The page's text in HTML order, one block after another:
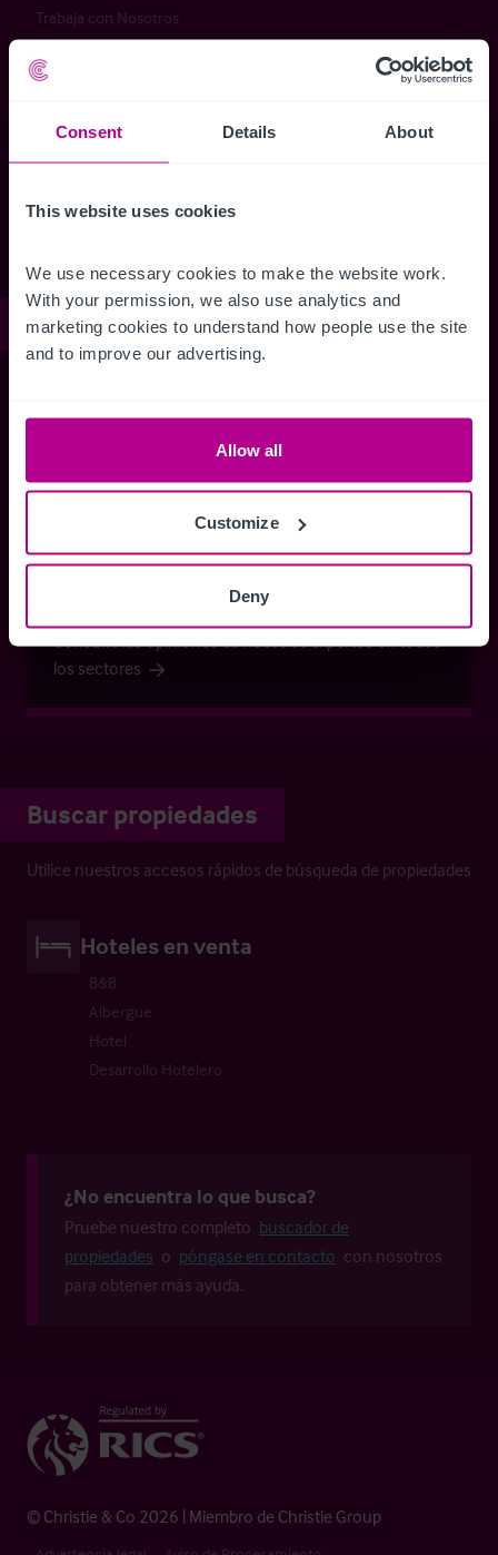
Consent Details About
This website uses cookies
We use necessary cookies to make the website work.
With your permission, we also use analytics and
marketing cookies to understand how people use the site
and to improve our advertising.
Allow all
Customize
Deny
Trabaja con Nosotros
Ofertas de Empleo
Oportunidades para Recién Licenciados
Transacciones Hoteleras
Consultoría
Manténgase informado
Publicaciones, estudios de mercado y
perspectivas de los diferentes
Consulte las opiniones de nuestros expertos en todos
los sectores
Buscar propiedades
Utilice nuestros accesos rápidos de búsqueda de propiedades
Hoteles en venta
B&B
Albergue
Hotel
Desarrollo Hotelero
¿No encuentra lo que busca?
Pruebe nuestro completo buscador de
propiedades o póngase en contacto con nosotros
para obtener más ayuda.
© Christie & Co 2026 | Miembro de Christie Group